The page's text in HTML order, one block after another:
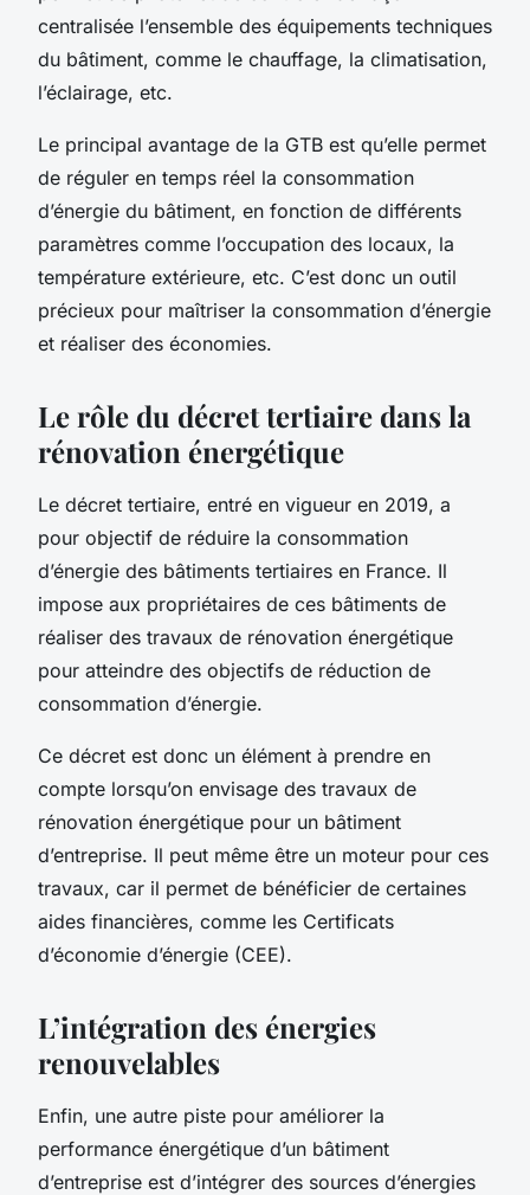
centralisée l’ensemble des équipements techniques
du bâtiment, comme le chauffage, la climatisation,
l’éclairage, etc.
Le principal avantage de la GTB est qu’elle permet
de réguler en temps réel la consommation
d’énergie du bâtiment, en fonction de différents
paramètres comme l’occupation des locaux, la
température extérieure, etc. C’est donc un outil
précieux pour maîtriser la consommation d’énergie
et réaliser des économies.
Le rôle du décret tertiaire dans la
rénovation énergétique
Le décret tertiaire, entré en vigueur en 2019, a
pour objectif de réduire la consommation
d’énergie des bâtiments tertiaires en France. Il
impose aux propriétaires de ces bâtiments de
réaliser des travaux de rénovation énergétique
pour atteindre des objectifs de réduction de
consommation d’énergie.
Ce décret est donc un élément à prendre en
compte lorsqu’on envisage des travaux de
rénovation énergétique pour un bâtiment
d’entreprise. Il peut même être un moteur pour ces
travaux, car il permet de bénéficier de certaines
aides financières, comme les Certificats
d’économie d’énergie (CEE).
L’intégration des énergies
renouvelables
Enfin, une autre piste pour améliorer la
performance énergétique d’un bâtiment
d’entreprise est d’intégrer des sources d’énergies